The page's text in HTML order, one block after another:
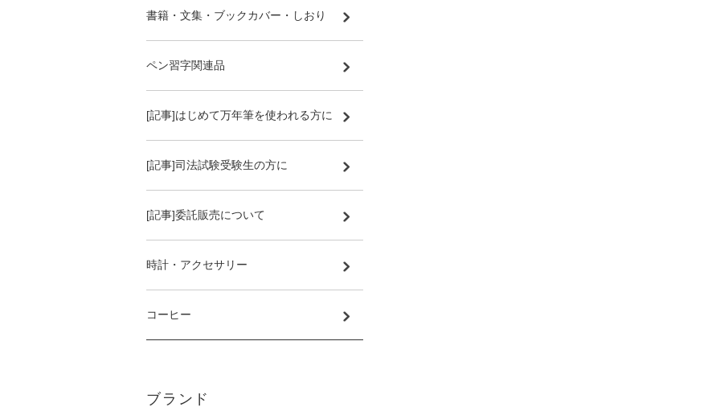
書籍・文集・ブックカバー・しおり
ペン習字関連品
[記事]はじめて万年筆を使われる方に
[記事]司法試験受験生の方に
[記事]委託販売について
時計・アクセサリー
コーヒー
ブランド